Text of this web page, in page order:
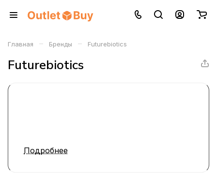
Главная – Бренды – Futurebiotics
Futurebiotics
Подробнее